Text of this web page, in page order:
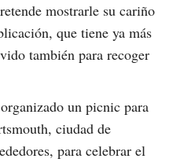
mostrarle su cariño
que tiene ya más
también para recoger
un picnic para
ciudad de
para celebrar el